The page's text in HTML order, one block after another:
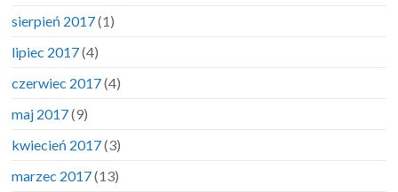
sierpień 2017(1)
lipiec 2017(4)
czerwiec 2017(4)
maj 2017(9)
kwiecień 2017(3)
marzec 2017(13)